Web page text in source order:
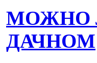
МОЖНО
ДАЧНОМ